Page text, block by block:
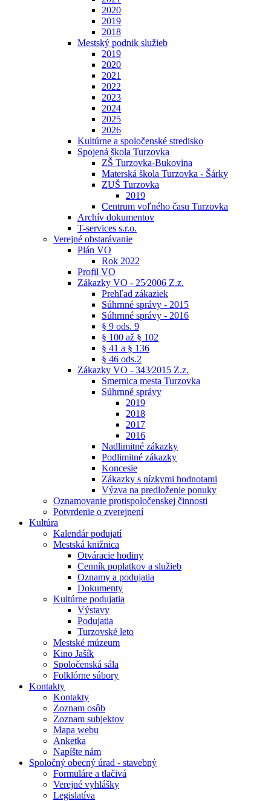
2020
2019
2018
Mestský podnik služieb
2019
2020
2021
2022
2023
2024
2025
2026
Kultúrne a spoločenské stredisko
Spojená škola Turzovka
ZŠ Turzovka-Bukovina
Materská škola Turzovka - Šárky
ZUŠ Turzovka
2019
Centrum voľného času Turzovka
Archív dokumentov
T-services s.r.o.
Verejné obstarávanie
Plán VO
Rok 2022
Profil VO
Zákazky VO - 25⁄2006 Z.z.
Prehľad zákaziek
Súhrnné správy - 2015
Súhrnné správy - 2016
§ 9 ods. 9
§ 100 až § 102
§ 41 a § 136
§ 46 ods.2
Zákazky VO - 343⁄2015 Z.z.
Smernica mesta Turzovka
Súhrnné správy
2019
2018
2017
2016
Nadlimitné zákazky
Podlimitné zákazky
Koncesie
Zákazky s nízkymi hodnotami
Výzva na predloženie ponuky
Oznamovanie protispoločenskej činnosti
Potvrdenie o zverejnení
Kultúra
Kalendár podujatí
Mestská knižnica
Otváracie hodiny
Cenník poplatkov a služieb
Oznamy a podujatia
Dokumenty
Kultúrne podujatia
Výstavy
Podujatia
Turzovské leto
Mestské múzeum
Kino Jašík
Spoločenská sála
Folklórne súbory
Kontakty
Kontakty
Zoznam osôb
Zoznam subjektov
Mapa webu
Anketka
Napíšte nám
Spoločný obecný úrad - stavebný
Formuláre a tlačivá
Verejné vyhlášky
Legislatíva